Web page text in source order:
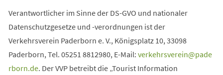
Verantwortlicher im Sinne der DS-GVO und nationaler
Datenschutzgesetze und -verordnungen ist der
Verkehrsverein Paderborn e. V., Königsplatz 10, 33098
Paderborn, Tel. 05251 8812980, E-Mail: verkehrsverein
pade
rborn de. Der VVP betreibt die „Tourist Information